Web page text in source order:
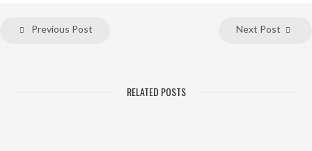
Previous Post Next Post
RELATED POSTS